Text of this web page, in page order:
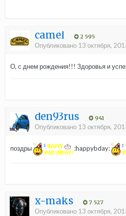
camel 2 595
Опубликовано 13 октября,
О, с днем рождения!!! Здоровья и
den93rus 941
Опубликовано 13 октября,
поздры :happybday:
x-maks 7 527
Опубликовано 13 октября,